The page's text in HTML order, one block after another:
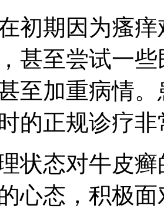
初期因为瘙
甚至尝试一
至加重病情
的正规诊疗
状态对牛皮
心态，积极